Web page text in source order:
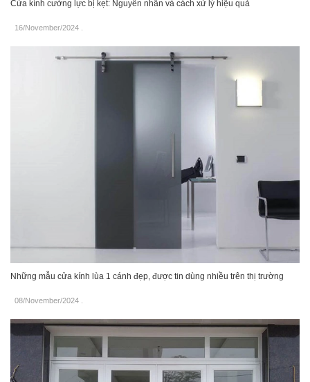
Cửa kính cường lực bị kẹt: Nguyên nhân và cách xử lý hiệu quả
16/November/2024
Những mẫu cửa kính lùa 1 cánh đẹp, được tin dùng nhiều trên thị trường
08/November/2024